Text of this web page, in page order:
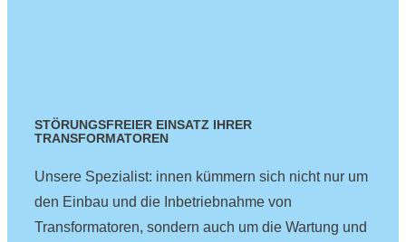
STÖRUNGSFREIER EINSATZ IHRER
TRANSFORMATOREN
Unsere Spezialist: innen kümmern sich nicht nur um
den Einbau und die Inbetriebnahme von
Transformatoren, sondern auch um die Wartung und